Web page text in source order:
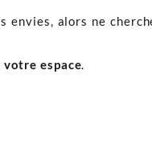
envies, alors ne
votre espace.